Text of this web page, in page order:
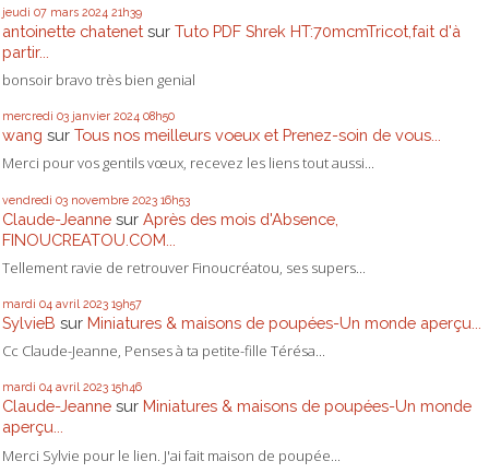
jeudi 07 mars 2024 21h39
antoinette chatenet sur Tuto PDF Shrek HT:70mcmTricot,fait d'à
partir...
bonsoir bravo très bien genial
mercredi 03 janvier 2024 08h50
wang sur Tous nos meilleurs voeux et Prenez-soin de vous...
Merci pour vos gentils vœux, recevez les liens tout aussi...
vendredi 03 novembre 2023 16h53
Claude-Jeanne sur Après des mois d'Absence,
FINOUCREATOU.COM...
Tellement ravie de retrouver Finoucréatou, ses supers...
mardi 04 avril 2023 19h57
SylvieB sur Miniatures & maisons de poupées-Un monde aperçu...
Cc Claude-Jeanne, Penses à ta petite-fille Térésa...
mardi 04 avril 2023 15h46
Claude-Jeanne sur Miniatures & maisons de poupées-Un monde
aperçu...
Merci Sylvie pour le lien. J'ai fait maison de poupée...